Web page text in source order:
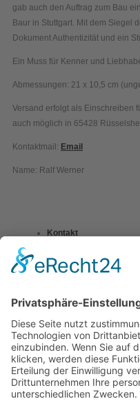
gab auch den Auftrag zum Bau
Baur in Stuttgart. Mit dem Siegel
Dokument Authentizität und ein
Ein Muss für Kenner und
Abmessungen: 21 x 10,5 cm
Versand erfolgt als Einschreiben
auch möglich in 65428
Kontaktmail: Email
Name: Ralf Werner
Kontakt
Datenschutzerklärung
Umsetzung: